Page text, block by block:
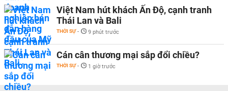
Việt Nam hút khách Ấn Độ, cạnh tranh
Thái Lan và Bali
THỜI SỰ - 9 phút trước
Cán cân thương mại sắp đổi chiều?
THỜI SỰ - 1 giờ trước